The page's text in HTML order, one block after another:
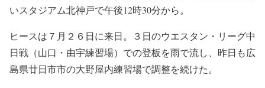
いスタジアム北神戸で午後12時30分から。
ヒースは７月２６日に来日。３日のウエスタン・リーグ中
日戦（山口・由宇練習場）での登板を雨で流し、昨日も広
島県廿日市市の大野屋内練習場で調整を続けた。